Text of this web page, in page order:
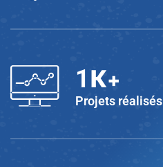
1 K+
Projets réalisés